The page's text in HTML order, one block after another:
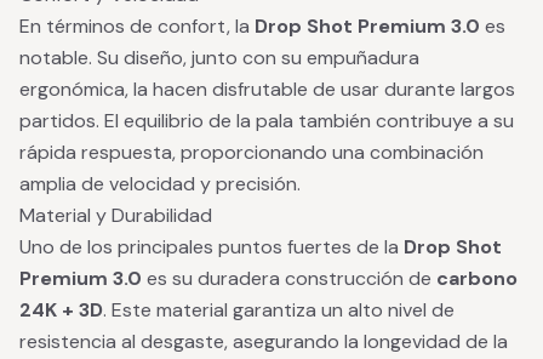
En términos de confort, la Drop Shot Premium 3.0 es
notable. Su diseño, junto con su empuñadura
ergonómica, la hacen disfrutable de usar durante largos
partidos. El equilibrio de la pala también contribuye a su
rápida respuesta, proporcionando una combinación
amplia de velocidad y precisión.
Material y Durabilidad
Uno de los principales puntos fuertes de la Drop Shot
Premium 3.0 es su duradera construcción de carbono
24K + 3D. Este material garantiza un alto nivel de
resistencia al desgaste, asegurando la longevidad de la